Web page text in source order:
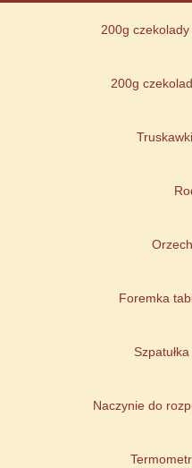
200g
200g
Foremka
Naczynie do